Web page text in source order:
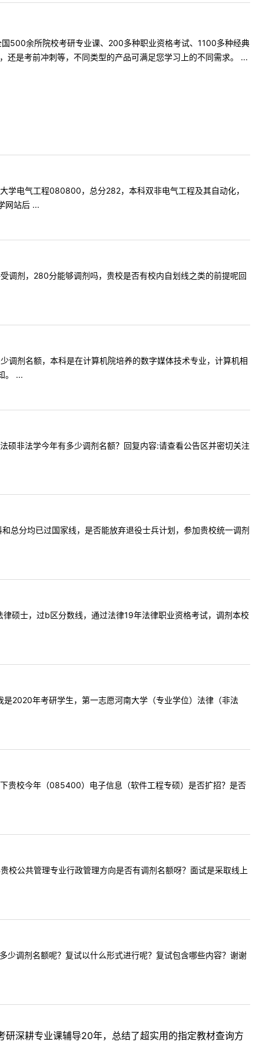
500余所院校考研专业课、200多种职业资格考试、1100多种经典
还是考前冲刺等，不同类型的产品可满足您学习上的不同需求。 ...
电气工程080800，总分282，本科双非电气工程及其自动化，
网站后 ...
剂，280分能够调剂吗，贵校是否有校内自划线之类的前提呢回
剂名额，本科是在计算机院培养的数字媒体技术专业，计算机相
。 ...
非法学今年有多少调剂名额？回复内容:请查看公告区并密切关注
分均已过国家线，是否能放弃退役士兵计划，参加贵校统一调剂
硕士，过b区分数线，通过法律19年法律职业资格考试，调剂本校
2020年考研学生，第一志愿河南大学（专业学位）法律（非法
校今年（085400）电子信息（软件工程专硕）是否扩招？是否
公共管理专业行政管理方向是否有调剂名额呀？面试是采取线上
调剂名额呢？复试以什么形式进行呢？复试包含哪些内容？谢谢
深耕专业课辅导20年，总结了超实用的指定教材查询方